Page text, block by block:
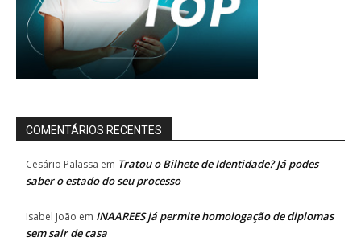
COMENTÁRIOS RECENTES
Cesário Palassa em Tratou o Bilhete de Identidade? Já podes
saber o estado do seu processo
Isabel João em INAAREES já permite homologação de diplomas
sem sair de casa